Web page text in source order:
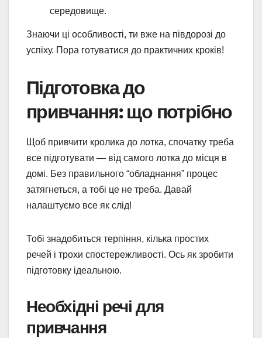
середовище.
Знаючи ці особливості, ти вже на півдорозі до
успіху. Пора готуватися до практичних кроків!
Підготовка до
привчання: що потрібно
Щоб привчити кролика до лотка, спочатку треба
все підготувати — від самого лотка до місця в
домі. Без правильного “обладнання” процес
затягнеться, а тобі це не треба. Давай
налаштуємо все як слід!
Тобі знадобиться терпіння, кілька простих
речей і трохи спостережливості. Ось як зробити
підготовку ідеальною.
Необхідні речі для
привчання